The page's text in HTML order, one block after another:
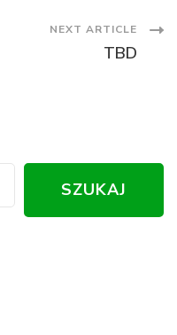
NEXT ARTICLE
TBD
SZUKAJ